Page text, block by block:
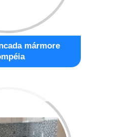
mármore